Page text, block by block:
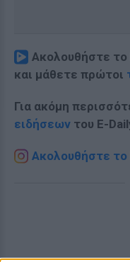
Ακολουθήστε το
και μάθετε πρώτοι
Για ακόμη
ειδήσεων του E-
Ακολουθήστε το